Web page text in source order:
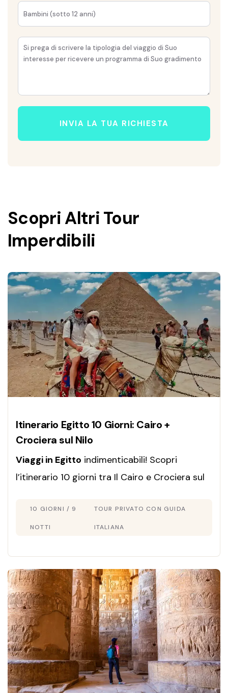
INVIA LA TUA RICHIESTA
Scopri Altri Tour
Imperdibili
Itinerario Egitto 10 Giorni: Cairo +
Crociera sul Nilo
Viaggi in Egitto indimenticabili! Scopri
l’itinerario 10 giorni tra Il Cairo e Crociera sul
italiano. Prenota ora!
10 GIORNI / 9
NOTTI
TOUR PRIVATO CON GUIDA
ITALIANA